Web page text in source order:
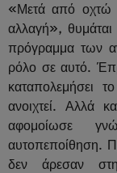
«Μετά από οχτώ
αλλαγή»,
πρόγραμμα των
ρόλο σε αυτό.
καταπολεμήσει
ανοιχτεί. Αλλά
αφομοίωσε
αυτοπεποίθηση.
δεν άρεσαν